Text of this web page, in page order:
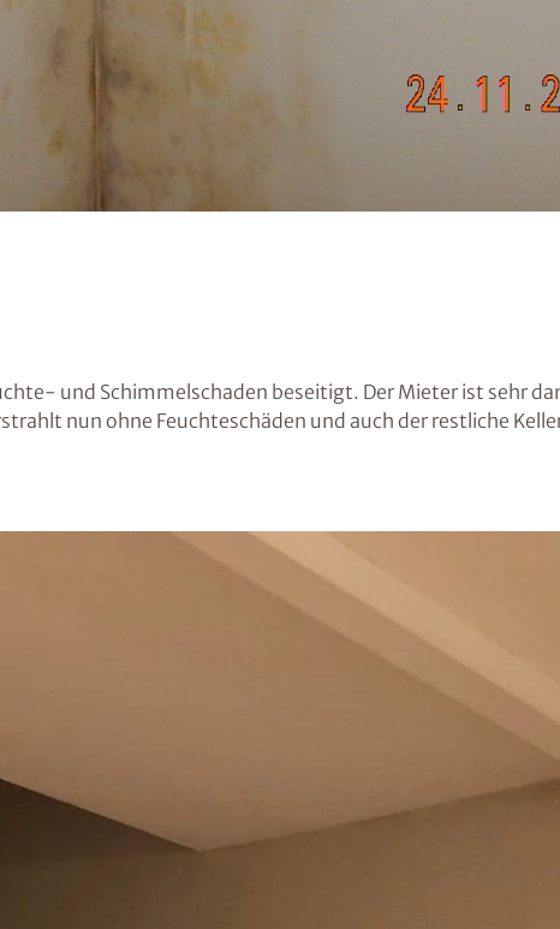
und Schimmelschaden beseitigt. Der Mieter ist sehr
nun ohne Feuchteschäden und auch der restliche